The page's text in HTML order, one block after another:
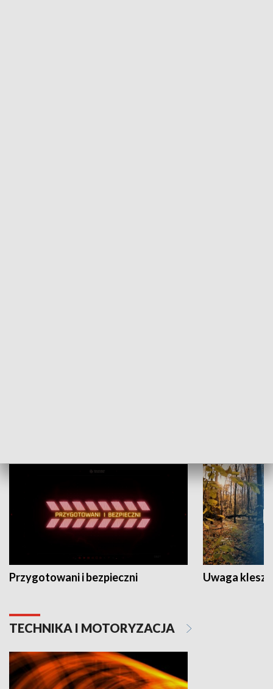
Przygotowani i bezpieczni Uwaga
TECHNIKA I MOTORYZACJA